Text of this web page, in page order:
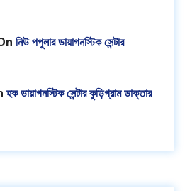
নিউ পপুলার ডায়াগনস্টিক সেন্টার
হক ডায়াগনস্টিক সেন্টার কুড়িগ্রাম ডাক্তার